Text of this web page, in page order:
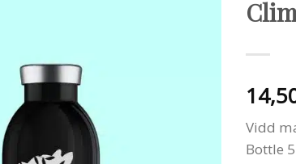
Vidd
Bottle